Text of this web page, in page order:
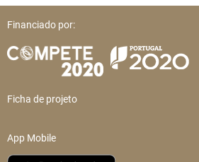
Financiado por:
Ficha de projeto
App Mobile